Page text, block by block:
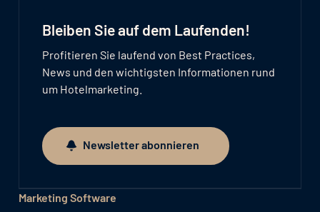
Bleiben Sie auf dem Laufenden!
Profitieren Sie laufend von Best Practices,
News und den wichtigsten Informationen rund
um Hotelmarketing.
Newsletter abonnieren
Newsletter abonnieren
Marketing Software